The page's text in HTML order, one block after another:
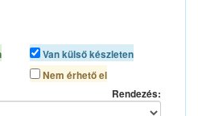
Van külső készleten
Nem érhető el
Rendezés: